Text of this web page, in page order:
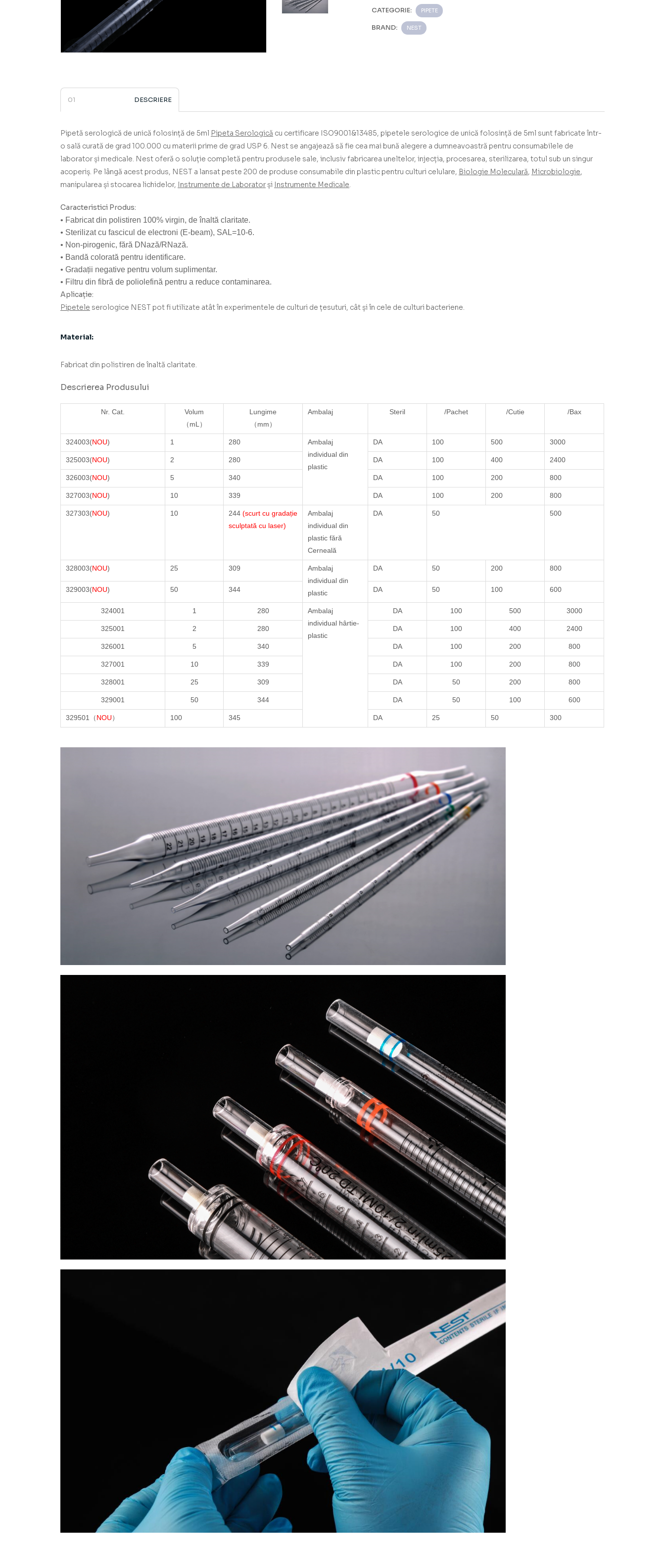
CATEGORIE: PIPETE
BRAND: NEST
DESCRIERE
Pipetă serologică de unică folosință de 5ml Pipeta Serologică cu certificare ISO9001&13485, pipetele serologice de unică folosință de 5ml sunt fabricate într-
o sală curată de grad 100.000 cu materii prime de grad USP 6. Nest se angajează să fie cea mai bună alegere a dumneavoastră pentru consumabilele de
laborator și medicale. Nest oferă o soluție completă pentru produsele sale, inclusiv fabricarea uneltelor, injecția, procesarea, sterilizarea, totul sub un singur
acoperiș. Pe lângă acest produs, NEST a lansat peste 200 de produse consumabile din plastic pentru culturi celulare, Biologie Moleculară, Microbiologie,
manipularea și stocarea lichidelor, Instrumente de Laborator și Instrumente Medicale.
Caracteristici Produs:
• Fabricat din polistiren 100% virgin, de înaltă claritate.
• Sterilizat cu fascicul de electroni (E-beam), SAL=10-6.
• Non-pirogenic, fără DNază/RNază.
• Bandă colorată pentru identificare.
• Gradații negative pentru volum suplimentar.
• Filtru din fibră de poliolefină pentru a reduce contaminarea.
Aplicație:
Pipetele serologice NEST pot fi utilizate atât în experimentele de culturi de țesuturi, cât și în cele de culturi bacteriene.
Material:
Fabricat din polistiren de înaltă claritate.
Descrierea Produsului
Nr. Cat.
Volum
（mL）
Lungime
（mm）
Ambalaj Steril /Pachet /Cutie /Bax
324003(NOU) 1 280
Ambalaj
individual din
plastic
DA 100 500 3000
325003(NOU) 2 280 DA 100 400 2400
326003(NOU) 5 340 DA 100 200 800
327003(NOU) 10 339 DA 100 200 800
327303(NOU) 10 244 (scurt cu gradație
sculptată cu laser)
Ambalaj
individual din
plastic fără
Cerneală
DA 50 500
328003(NOU) 25 309
Ambalaj
individual din
plastic
DA 50 200 800
329003(NOU) 50 344 DA 50 100 600
324001 1 280
Ambalaj
individual hârtie-
plastic
DA 100 500 3000
325001 2 280 DA 100 400 2400
326001 5 340 DA 100 200 800
327001 10 339 DA 100 200 800
328001 25 309 DA 50 200 800
329001 50 344 DA 50 100 600
329501（NOU） 100 345 DA 25 50 300